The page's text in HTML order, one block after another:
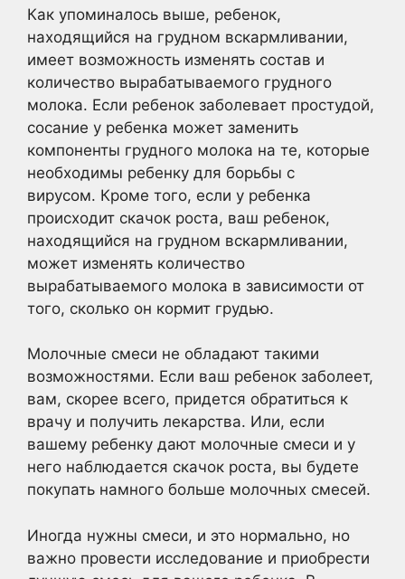
Как упоминалось выше, ребенок,
находящийся на грудном вскармливании,
имеет возможность изменять состав и
количество вырабатываемого грудного
молока. Если ребенок заболевает простудой,
сосание у ребенка может заменить
компоненты грудного молока на те, которые
необходимы ребенку для борьбы с
вирусом. Кроме того, если у ребенка
происходит скачок роста, ваш ребенок,
находящийся на грудном вскармливании,
может изменять количество
вырабатываемого молока в зависимости от
того, сколько он кормит грудью.
Молочные смеси не обладают такими
возможностями. Если ваш ребенок заболеет,
вам, скорее всего, придется обратиться к
врачу и получить лекарства. Или, если
вашему ребенку дают молочные смеси и у
него наблюдается скачок роста, вы будете
покупать намного больше молочных смесей.
Иногда нужны смеси, и это нормально, но
важно провести исследование и приобрести